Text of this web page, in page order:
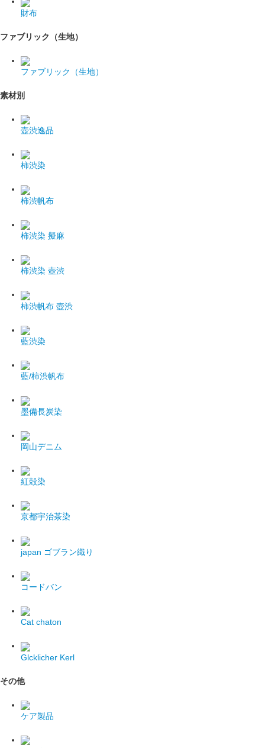
財布
ファブリック（生地）
ファブリック（生地）
素材別
壺渋逸品
柿渋染
柿渋帆布
柿渋染 擬麻
柿渋染 壺渋
柿渋帆布 壺渋
藍渋染
藍/柿渋帆布
墨備長炭染
岡山デニム
紅殻染
京都宇治茶染
japan ゴブラン織り
コードバン
Cat chaton
Glcklicher Kerl
その他
ケア製品